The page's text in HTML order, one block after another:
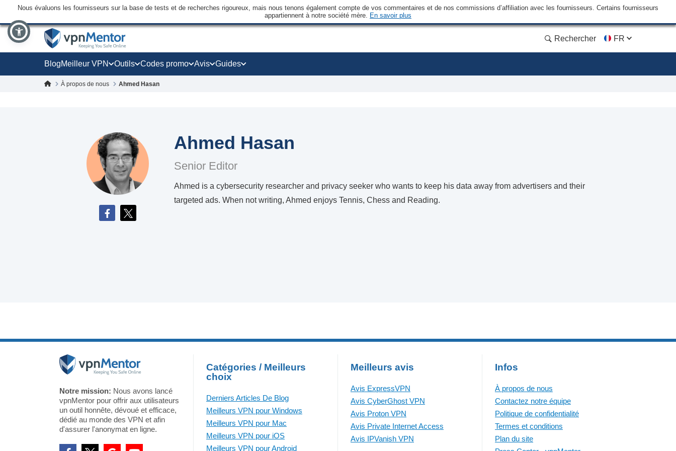
Nous évaluons les fournisseurs sur la base de tests et de recherches rigoureux, mais nous tenons également compte de vos commentaires et de nos commissions d’affiliation avec les fournisseurs. Certains fournisseurs
appartiennent à notre société mère. En savoir plus
Rechercher FR
BlogMeilleur VPN Outils Codes promo Avis Guides
À propos de nous Ahmed Hasan
Ahmed Hasan
Senior Editor
Ahmed is a cybersecurity researcher and privacy seeker who wants to keep his data away from advertisers and their
targeted ads. When not writing, Ahmed enjoys Tennis, Chess and Reading.
Notre mission: Nous avons lancé
vpnMentor pour offrir aux utilisateurs
un outil honnête, dévoué et efficace,
dédié au monde des VPN et afin
d'assurer l'anonymat en ligne.
Catégories / Meilleurs
choix
Derniers Articles De Blog
Meilleurs VPN pour Windows
Meilleurs VPN pour Mac
Meilleurs VPN pour iOS
Meilleurs VPN pour Android
Meilleurs avis
Avis ExpressVPN
Avis CyberGhost VPN
Avis Proton VPN
Avis Private Internet Access
Avis IPVanish VPN
Infos
À propos de nous
Contactez notre équipe
Politique de confidentialité
Termes et conditions
Plan du site